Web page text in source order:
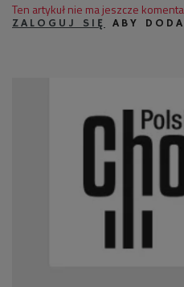
Ten artykuł nie ma jeszcze
ZALOGUJ SIĘ ABY